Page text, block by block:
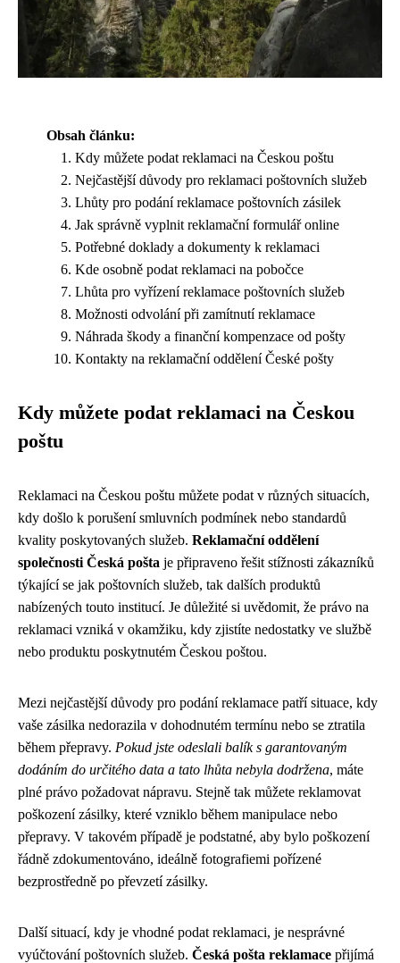
Obsah článku:
Kdy můžete podat reklamaci na Českou poštu
Nejčastější důvody pro reklamaci poštovních služeb
Lhůty pro podání reklamace poštovních zásilek
Jak správně vyplnit reklamační formulář online
Potřebné doklady a dokumenty k reklamaci
Kde osobně podat reklamaci na pobočce
Lhůta pro vyřízení reklamace poštovních služeb
Možnosti odvolání při zamítnutí reklamace
Náhrada škody a finanční kompenzace od pošty
Kontakty na reklamační oddělení České pošty
Kdy můžete podat reklamaci na Českou
poštu
Reklamaci na Českou poštu můžete podat v různých situacích,
kdy došlo k porušení smluvních podmínek nebo standardů
kvality poskytovaných služeb. Reklamační oddělení
společnosti Česká pošta je připraveno řešit stížnosti zákazníků
týkající se jak poštovních služeb, tak dalších produktů
nabízených touto institucí. Je důležité si uvědomit, že právo na
reklamaci vzniká v okamžiku, kdy zjistíte nedostatky ve službě
nebo produktu poskytnutém Českou poštou.
Mezi nejčastější důvody pro podání reklamace patří situace, kdy
vaše zásilka nedorazila v dohodnutém termínu nebo se ztratila
během přepravy. Pokud jste odeslali balík s garantovaným
dodáním do určitého data a tato lhůta nebyla dodržena, máte
plné právo požadovat nápravu. Stejně tak můžete reklamovat
poškození zásilky, které vzniklo během manipulace nebo
přepravy. V takovém případě je podstatné, aby bylo poškození
řádně zdokumentováno, ideálně fotografiemi pořízené
bezprostředně po převzetí zásilky.
Další situací, kdy je vhodné podat reklamaci, je nesprávné
vyúčtování poštovních služeb. Česká pošta reklamace přijímá